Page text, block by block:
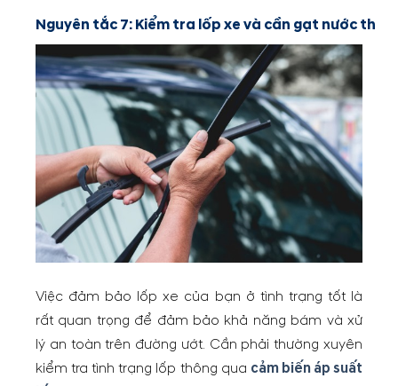
Nguyên tắc 7: Kiểm tra lốp xe và cần gạt nước
Việc đảm bảo lốp xe của bạn ở tình trạng tốt là
rất quan trọng để đảm bảo khả năng bám và xử
lý an toàn trên đường ướt. Cần phải thường xuyên
kiểm tra tình trạng lốp thông qua cảm biến áp suất